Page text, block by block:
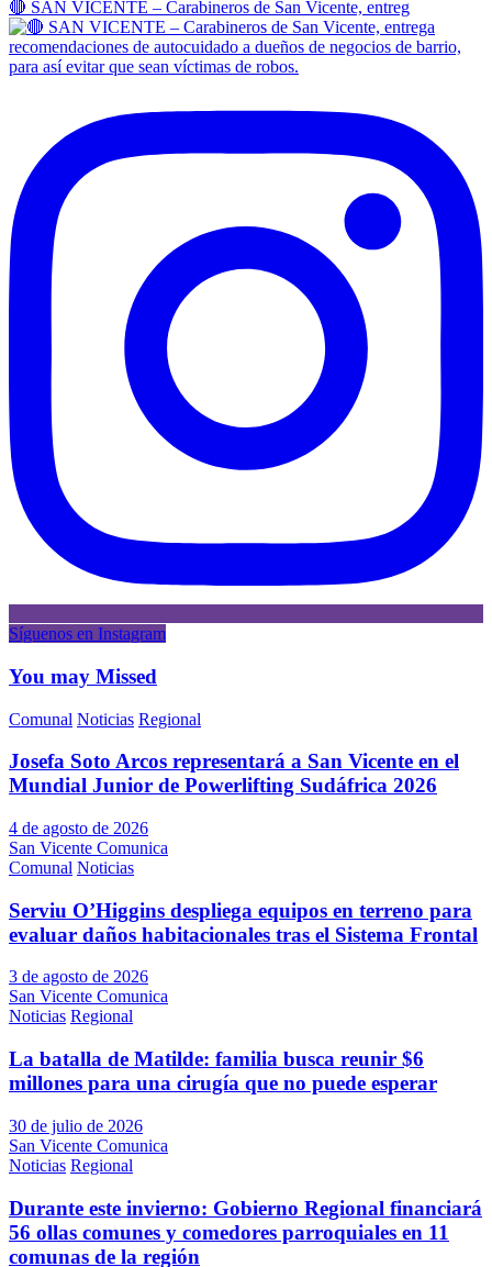
🔴 SAN VICENTE – Carabineros de San Vicente, entreg
Síguenos en Instagram
You may Missed
Comunal Noticias Regional
Josefa Soto Arcos representará a San Vicente en el
Mundial Junior de Powerlifting Sudáfrica 2026
4 de agosto de 2026
San Vicente Comunica
Comunal Noticias
Serviu O’Higgins despliega equipos en terreno para
evaluar daños habitacionales tras el Sistema Frontal
3 de agosto de 2026
San Vicente Comunica
Noticias Regional
La batalla de Matilde: familia busca reunir $6
millones para una cirugía que no puede esperar
30 de julio de 2026
San Vicente Comunica
Noticias Regional
Durante este invierno: Gobierno Regional financiará
56 ollas comunes y comedores parroquiales en 11
comunas de la región